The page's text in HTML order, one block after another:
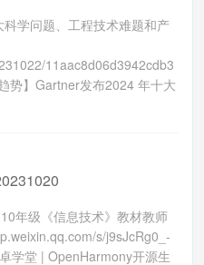
科学问题、工程技术难题和产
11aac8d06d3942cdb3
势】Gartner发布2024 年十大
年级《信息技术》教材教师
s/j9sJcRg0_-
学堂 | OpenHarmony开源生